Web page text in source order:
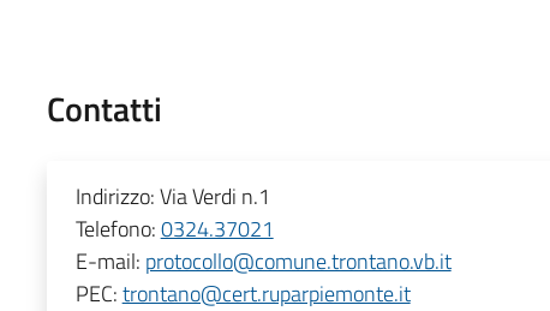
Contatti
Indirizzo:Via Verdi n.1
Telefono:0324.37021
E-mail: protocollo@comune.trontano.vb.it
PEC:trontano@cert.ruparpiemonte.it